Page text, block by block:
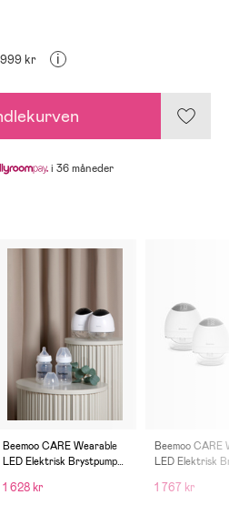
999 kr i
i 36 måneder
Beemoo CARE Wearable
LED Elektrisk Brystpumpe
2-pack
1 628 kr
Beemoo CARE
LED Elektrisk
30-pack &
1 767 kr